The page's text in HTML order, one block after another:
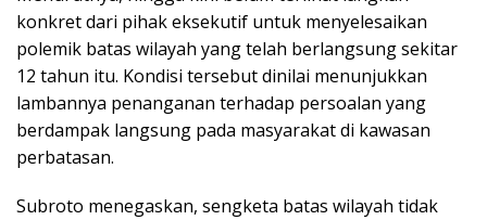
konkret dari pihak eksekutif untuk menyelesaikan
polemik batas wilayah yang telah berlangsung sekitar
12 tahun itu. Kondisi tersebut dinilai menunjukkan
lambannya penanganan terhadap persoalan yang
berdampak langsung pada masyarakat di kawasan
perbatasan.
Subroto menegaskan, sengketa batas wilayah tidak